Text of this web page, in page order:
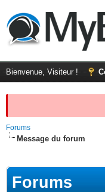
Bienvenue, Visiteur !
Forums
Message du forum
Forums